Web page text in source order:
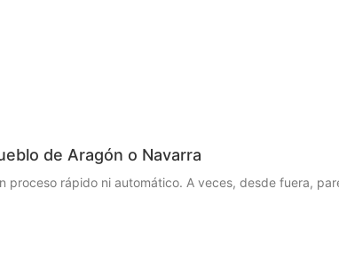
de Aragón o Navarra
proceso rápido ni automático. A veces, desde fuera,